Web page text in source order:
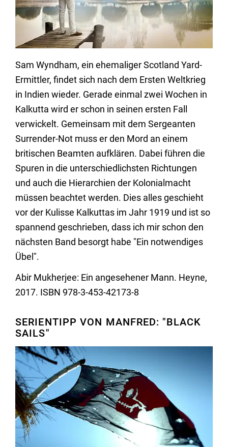
Sam Wyndham, ein ehemaliger Scotland Yard-
Ermittler, findet sich nach dem Ersten Weltkrieg
in Indien wieder. Gerade einmal zwei Wochen in
Kalkutta wird er schon in seinen ersten Fall
verwickelt. Gemeinsam mit dem Sergeanten
Surrender-Not muss er den Mord an einem
britischen Beamten aufklären. Dabei führen die
Spuren in die unterschiedlichsten Richtungen
und auch die Hierarchien der Kolonialmacht
müssen beachtet werden. Dies alles geschieht
vor der Kulisse Kalkuttas im Jahr 1919 und ist so
spannend geschrieben, dass ich mir schon den
nächsten Band besorgt habe "Ein notwendiges
Übel".
Abir Mukherjee: Ein angesehener Mann. Heyne,
2017. ISBN 978-3-453-42173-8
SERIENTIPP VON MANFRED: "BLACK
SAILS"